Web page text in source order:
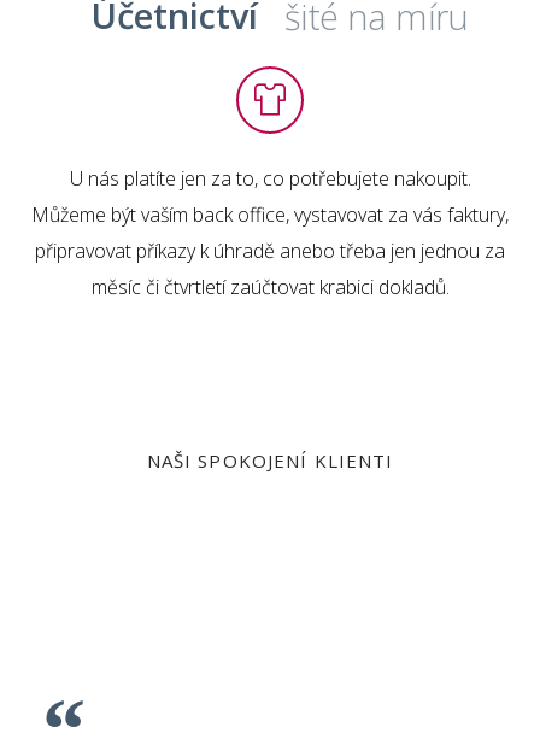
Účetnictví šité na míru
U nás platíte jen za to, co potřebujete nakoupit.
Můžeme být vaším back office, vystavovat za vás faktury,
připravovat příkazy k úhradě anebo třeba jen jednou za
měsíc či čtvrtletí zaúčtovat krabici dokladů.
NAŠI SPOKOJENÍ KLIENTI